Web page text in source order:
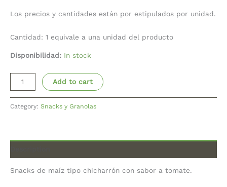
Los precios y cantidades están por estipulados por unidad.
Cantidad: 1 equivale a una unidad del producto
Disponibilidad: In stock
Add to cart
Category: Snacks y Granolas
Snacks de maíz tipo chicharrón con sabor a tomate.